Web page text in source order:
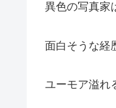
異色の写真家
面白そうな経
ユーモア溢れ